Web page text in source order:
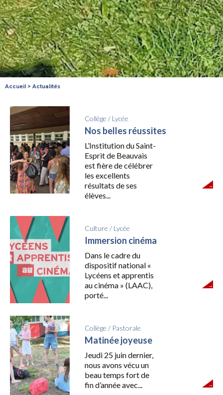
Accueil > Actualités
Collège / Lycée
Nos belles réussites
L’Institution du Saint-
Esprit de Beauvais
est fière de célébrer
les excellents
résultats de ses
élèves...
Culture / Lycée
Immersion cinéma
Dans le cadre du
dispositif national «
Lycéens et apprentis
au cinéma » (LAAC),
porté...
Collège / Pastorale
Matinée joyeuse
Jeudi 25 juin dernier,
nous avons vécu un
beau temps fort de
fin d’année avec...